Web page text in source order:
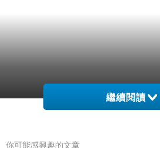
繼續閱讀
你可能感興趣的文章